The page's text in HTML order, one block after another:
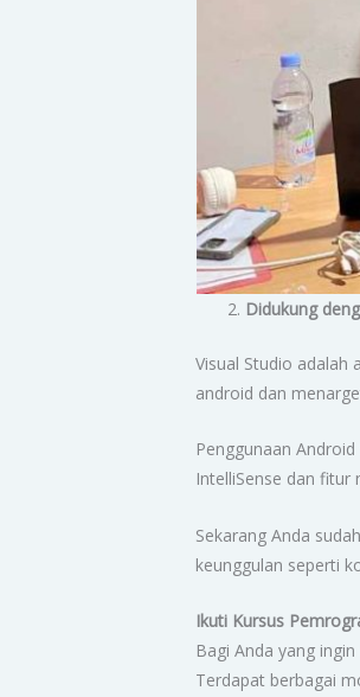
Didukung
Visual Studio adalah
android dan
Penggunaan
IntelliSense dan fitur
Sekarang Anda
keunggulan seperti
Ikuti Kursus
Bagi Anda yang
Terdapat berbagai